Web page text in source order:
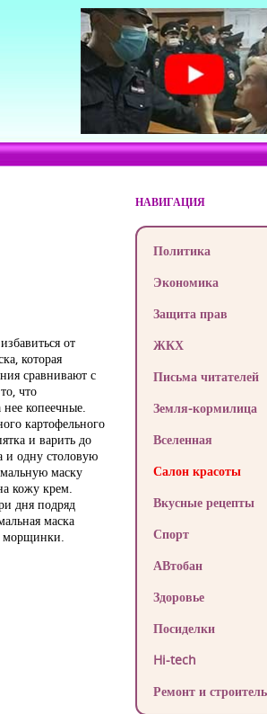
от
которая
сравнивают с
что
копеечные.
картофельного
и варить до
и одну столовую
маску
кожу крем.
дня подряд
маска
морщинки.
НАВИГАЦИЯ
Политика
Экономика
Защита прав
ЖКХ
Письма читателей
Земля-кормилица
Вселенная
Салон красоты
Вкусные рецепты
Спорт
АВтобан
Здоровье
Посиделки
Hi-tech
Ремонт и